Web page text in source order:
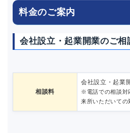
料金のご案内
会社設立・起業開業のご相
相談料
会社設立・起業
※電話での相談対
来所いただいての